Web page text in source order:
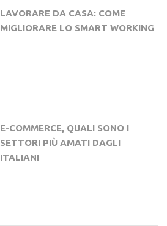
LAVORARE DA CASA: COME
MIGLIORARE LO SMART WORKING
E-COMMERCE, QUALI SONO I
SETTORI PIÙ AMATI DAGLI
ITALIANI